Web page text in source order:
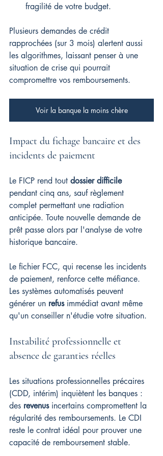
fragilité de votre budget.
Plusieurs demandes de crédit
rapprochées (sur 3 mois) alertent aussi
les algorithmes, laissant penser à une
situation de crise qui pourrait
compromettre vos remboursements.
Voir la banque la moins chère
Impact du fichage bancaire et des
incidents de paiement
Le FICP rend tout dossier difficile
pendant cinq ans, sauf règlement
complet permettant une radiation
anticipée. Toute nouvelle demande de
prêt passe alors par l'analyse de votre
historique bancaire.
Le fichier FCC, qui recense les incidents
de paiement, renforce cette méfiance.
Les systèmes automatisés peuvent
générer un refus immédiat avant même
qu'un conseiller n'étudie votre situation.
Instabilité professionnelle et
absence de garanties réelles
Les situations professionnelles précaires
(CDD, intérim) inquiètent les banques :
des revenus incertains compromettent la
régularité des remboursements. Le CDI
reste le contrat idéal pour prouver une
capacité de remboursement stable.